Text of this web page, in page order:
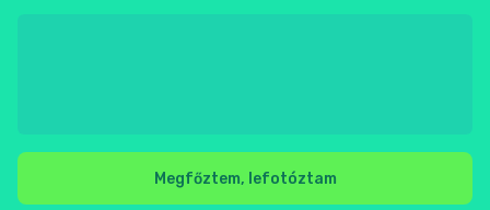
Megfőztem, lefotóztam